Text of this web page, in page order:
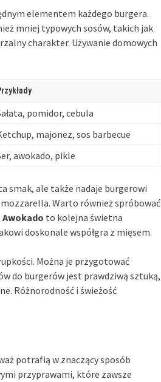
elementem każdego burgera.
mniej typowych sosów, takich jak
charakter. Używanie domowych
pomidor, cebula
majonez, sos barbecue
awokado, pikle
smak, ale także nadaje burgerowi
mozzarella. Warto również spróbować
Awokado to kolejna świetna
doskonale współgra z mięsem.
Można je przygotować
do burgerów jest prawdziwą sztuką,
Różnorodność i świeżość
potrafią w znaczący sposób
przyprawami, które zawsze